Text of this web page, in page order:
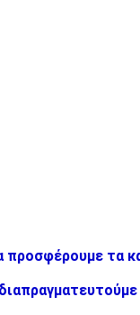
προσφέρουμε τα